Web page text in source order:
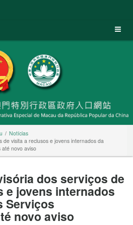
Notícias
de visita a reclusos e jovens internados da
até novo aviso
dos serviços de
e jovens internados
Serviços
novo aviso